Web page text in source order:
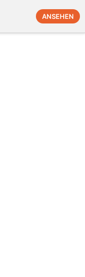
ANSEHEN